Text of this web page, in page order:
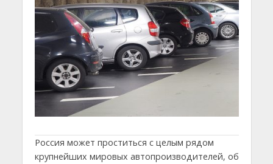
Россия может проститься с целым рядом
крупнейших мировых автопроизводителей, об